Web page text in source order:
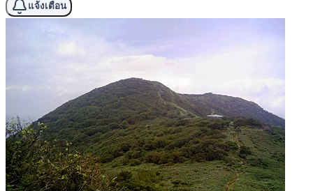
แจ้งเตือน